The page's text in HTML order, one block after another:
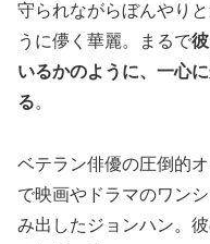
守られながらぼんやり
うに儚く華麗。まるで
いるかのように、一心
る。
ベテラン俳優の圧倒的
で映画やドラマのワン
み出したジョンハン。